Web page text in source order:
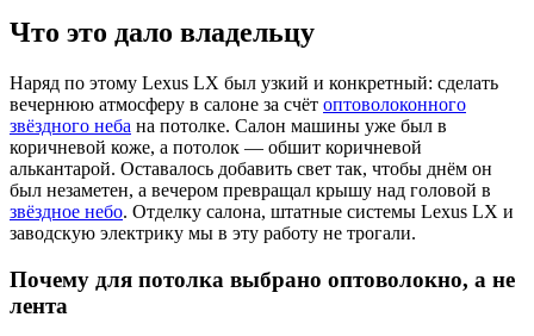
Что это дало владельцу
Наряд по этому Lexus LX был узкий и конкретный: сделать
вечернюю атмосферу в салоне за счёт оптоволоконного
звёздного неба на потолке. Салон машины уже был в
коричневой коже, а потолок — обшит коричневой
алькантарой. Оставалось добавить свет так, чтобы днём он
был незаметен, а вечером превращал крышу над головой в
звёздное небо. Отделку салона, штатные системы Lexus LX и
заводскую электрику мы в эту работу не трогали.
Почему для потолка выбрано оптоволокно, а не
лента